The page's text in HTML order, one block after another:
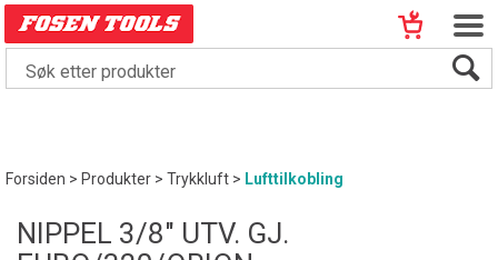
Forsiden>Produkter>Trykkluft> Lufttilkobling
NIPPEL 3/8" UTV. GJ.